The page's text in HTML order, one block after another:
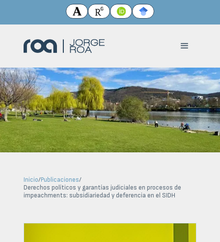
Inicio/Publicaciones/
Derechos políticos y garantías judiciales en procesos de
impeachments: subsidiariedad y deferencia en el SIDH